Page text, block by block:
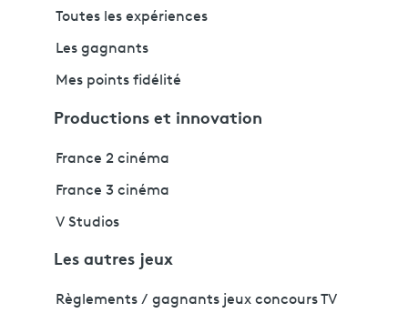
Toutes les expériences
Les gagnants
Mes points fidélité
Productions et innovation
France 2 cinéma
France 3 cinéma
V Studios
Les autres jeux
Règlements / gagnants jeux concours TV